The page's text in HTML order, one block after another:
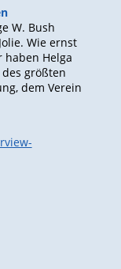
W. Bush
Wie ernst
haben Helga
größten
dem Verein